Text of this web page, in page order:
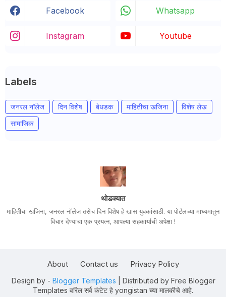
Facebook Whatsapp
Instagram Youtube
Labels
जनरल नॉलेज दिन विशेष बेधडक माहितीचा खजिना
विशेष लेख
सामाजिक
थोडक्यात
माहितीचा खजिना, जनरल नॉलेज तसेच दिन विशेष हे खास युवकांसाठी. या पोर्टलच्या माध्यमातुन
विचार देण्याचा एक प्रयत्न, आपल्या सहकार्याची अपेक्षा !
Design by - Blogger Templates | Distributed by Free Blogger
Templates वरिल सर्व कंटेट हे yongistan च्या मालकीचे आहे.
About Contact us Privacy Policy